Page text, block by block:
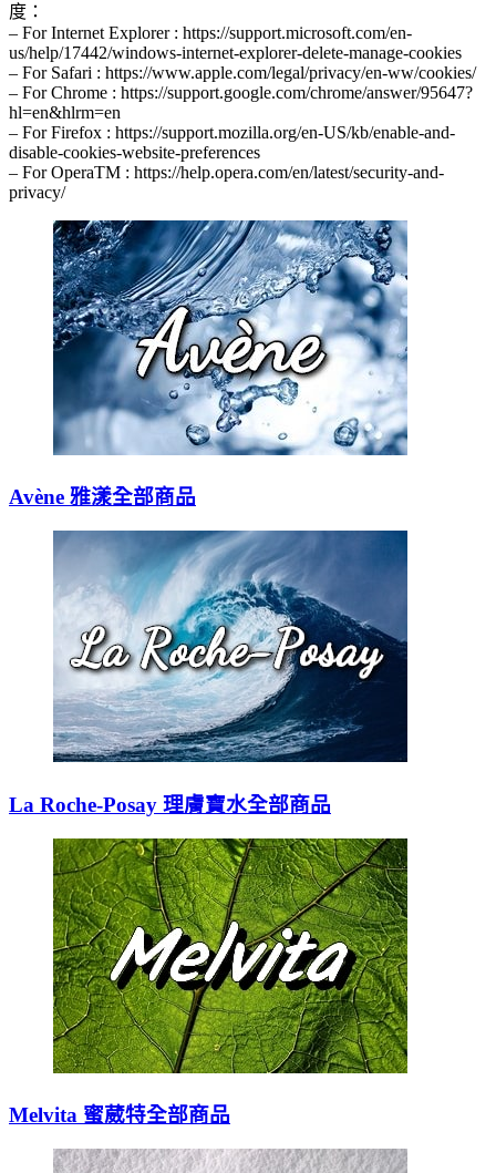
度：
– For Internet Explorer : https://support.microsoft.com/en-
us/help/17442/windows-internet-explorer-delete-manage-cookies
– For Safari : https://www.apple.com/legal/privacy/en-ww/cookies/
– For Chrome : https://support.google.com/chrome/answer/95647?
hl=en&hlrm=en
– For Firefox : https://support.mozilla.org/en-US/kb/enable-and-
disable-cookies-website-preferences
– For OperaTM : https://help.opera.com/en/latest/security-and-
privacy/
Avène 雅漾全部商品
La Roche-Posay 理膚寶水全部商品
Melvita 蜜葳特全部商品